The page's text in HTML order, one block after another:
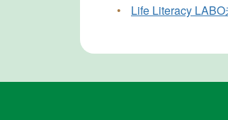
•
Life Literacy